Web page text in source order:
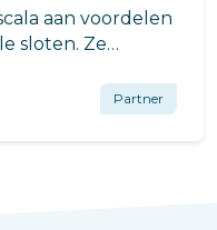
aan voordelen
sloten. Ze
Partner